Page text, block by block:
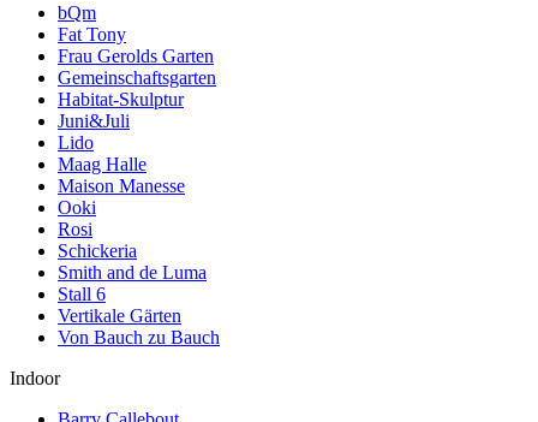
bQm
Fat Tony
Frau Gerolds Garten
Gemeinschaftsgarten
Habitat-Skulptur
Juni&Juli
Lido
Maag Halle
Maison Manesse
Ooki
Rosi
Schickeria
Smith and de Luma
Stall 6
Vertikale Gärten
Von Bauch zu Bauch
Indoor